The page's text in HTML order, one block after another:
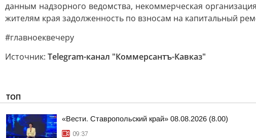
данным надзорного ведомства, некоммерческая
жителям края задолженность по взносам на капитальный
#главноеквечеру
Источник: Telegram-канал "Коммерсантъ-Кавказ"
ТОП
«Вести. Ставропольский край» 08.08.2026 (8.00)
09:37